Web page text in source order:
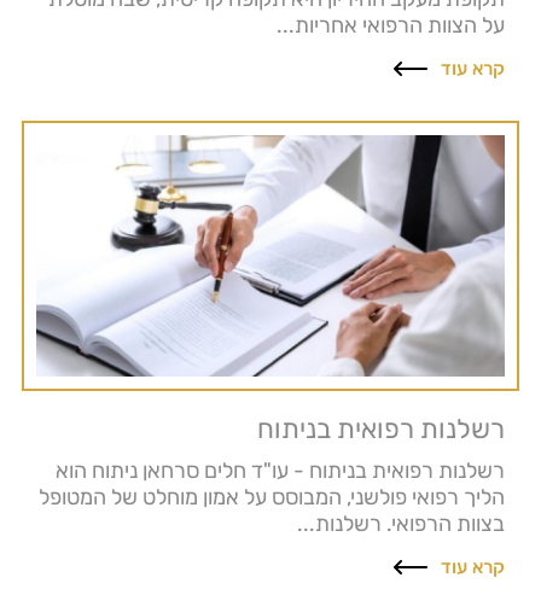
על הצוות הרפואי אחריות...
קרא עוד
רשלנות רפואית בניתוח
רשלנות רפואית בניתוח - עו"ד חלים סרחאן ניתוח הוא
הליך רפואי פולשני, המבוסס על אמון מוחלט של המטופל
בצוות הרפואי. רשלנות...
קרא עוד